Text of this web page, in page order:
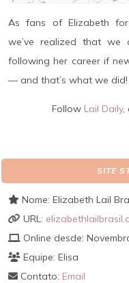
As fans of Elizabeth
we’ve realized that we
following her career if
— and that’s what we did!
Follow Lail Daily,
SITE
Nome: Elizabeth Lail
URL:
Online desde:
Equipe: Elisa
Contato: Email